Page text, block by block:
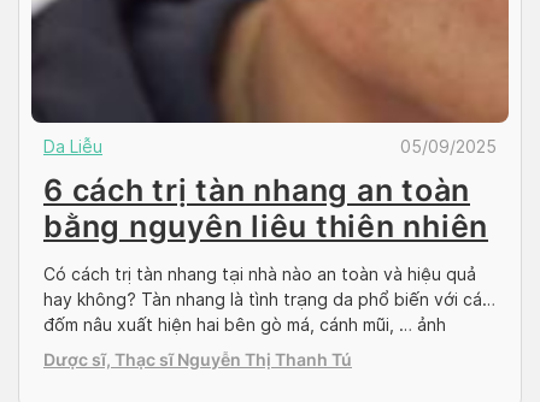
Da Liễu 05/09/2025
6 cách trị tàn nhang an toàn
bằng nguyên liêu thiên nhiên
Có cách trị tàn nhang tại nhà nào an toàn và hiệu quả
hay không? Tàn nhang là tình trạng da phổ biến với các
đốm nâu xuất hiện hai bên gò má, cánh mũi, … ảnh
hưởng đến nhan sắc khiến khá nhiều người nóng lòng
tìm cách chữa. Bên cạnh việc áp dụng […]
Dược sĩ, Thạc sĩ Nguyễn Thị Thanh Tú